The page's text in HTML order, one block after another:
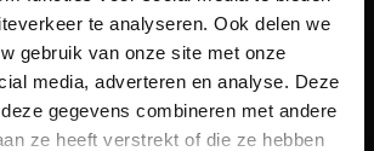
te analyseren. Ook delen we
gebruik van onze site met onze
media, adverteren en analyse. Deze
gegevens combineren met andere
ze heeft verstrekt of die ze hebben